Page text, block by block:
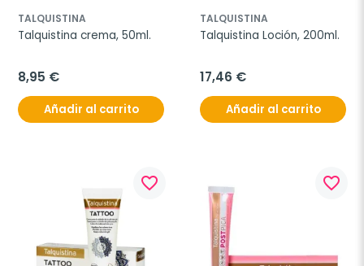
TALQUISTINA
Talquistina crema, 50ml.
8,95 €
Añadir al carrito
TALQUISTINA
Talquistina Loción, 200ml.
17,46 €
Añadir al carrito
favorite_border favorite_border